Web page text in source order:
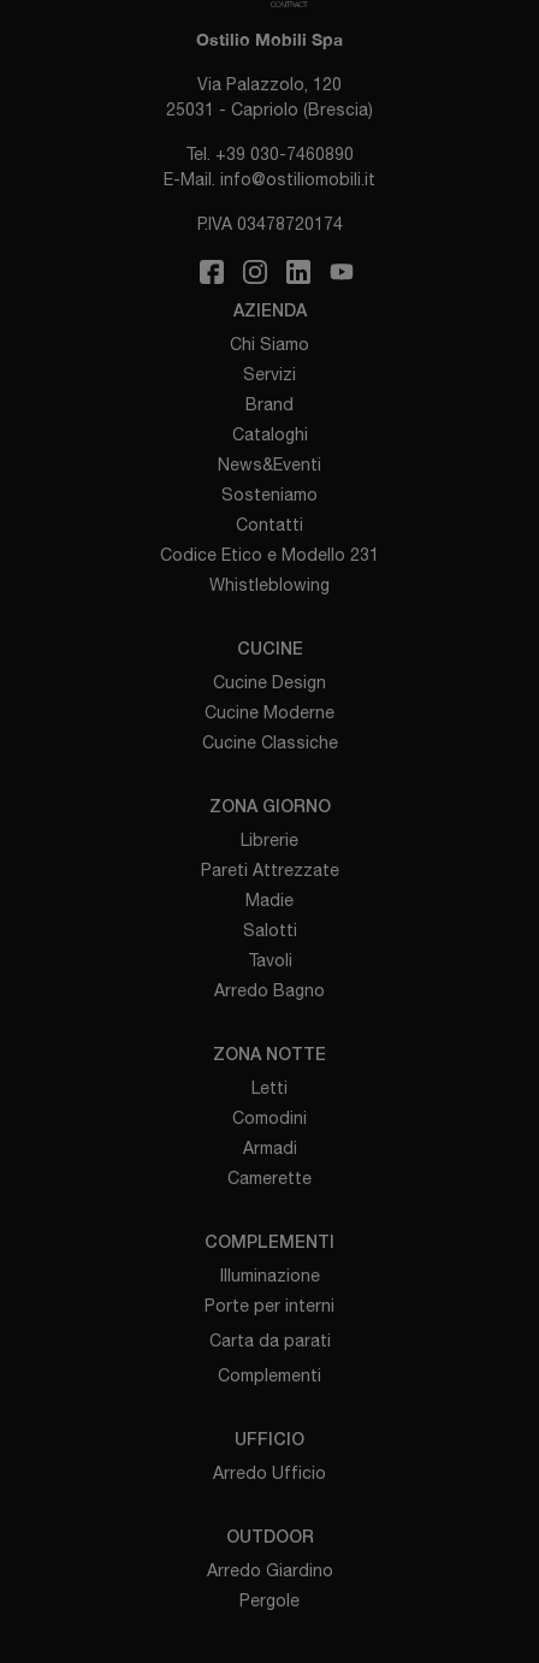
Ostilio Mobili Spa
Via Palazzolo, 120
25031 - Capriolo (Brescia)
Tel. +39 030-7460890
E-Mail. info@ostiliomobili.it
P.IVA 03478720174
AZIENDA
Chi Siamo
Servizi
Brand
Cataloghi
News&Eventi
Sosteniamo
Contatti
Codice Etico e Modello 231
Whistleblowing
CUCINE
Cucine Design
Cucine Moderne
Cucine Classiche
ZONA GIORNO
Librerie
Pareti Attrezzate
Madie
Salotti
Tavoli
Arredo Bagno
ZONA NOTTE
Letti
Comodini
Armadi
Camerette
COMPLEMENTI
Illuminazione
Porte per interni
Carta da parati
Complementi
UFFICIO
Arredo Ufficio
OUTDOOR
Arredo Giardino
Pergole